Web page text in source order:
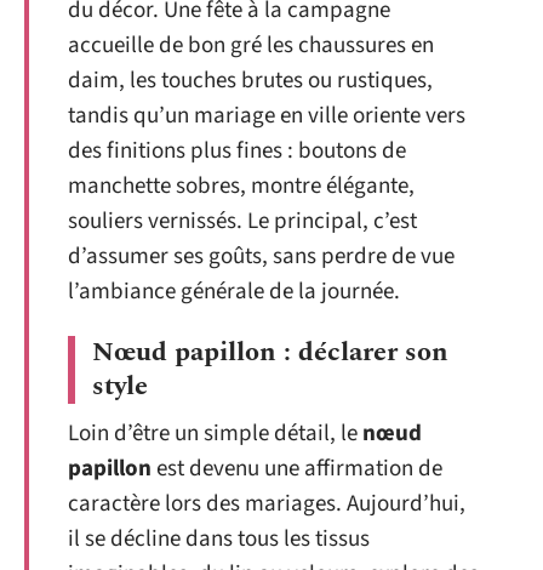
du décor. Une fête à la campagne
accueille de bon gré les chaussures en
daim, les touches brutes ou rustiques,
tandis qu’un mariage en ville oriente vers
des finitions plus fines : boutons de
manchette sobres, montre élégante,
souliers vernissés. Le principal, c’est
d’assumer ses goûts, sans perdre de vue
l’ambiance générale de la journée.
Nœud papillon : déclarer son
style
Loin d’être un simple détail, lenœud
papillonest devenu une affirmation de
caractère lors des mariages. Aujourd’hui,
il se décline dans tous les tissus